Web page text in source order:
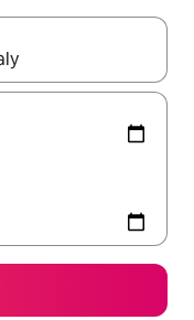
explore-os